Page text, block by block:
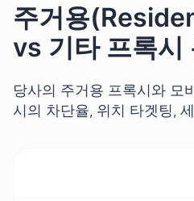
주거용
vs 기타 프록시
당사의 주거용 프록시와 모
시의 차단율, 위치 타겟팅,